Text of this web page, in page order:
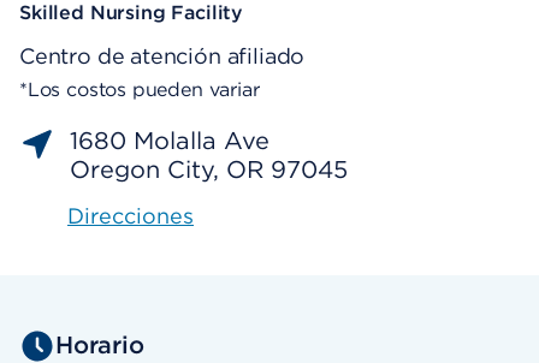
Skilled Nursing Facility
Centro de atención afiliado
*Los costos pueden variar
1680 Molalla Ave
Oregon City, OR 97045
Direcciones
Horario